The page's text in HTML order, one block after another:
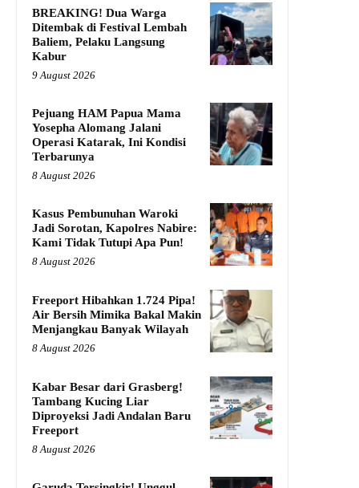
BREAKING! Dua Warga
Ditembak di Festival Lembah
Baliem, Pelaku Langsung
Kabur
9 August 2026
Pejuang HAM Papua Mama
Yosepha Alomang Jalani
Operasi Katarak, Ini Kondisi
Terbarunya
8 August 2026
Kasus Pembunuhan Waroki
Jadi Sorotan, Kapolres Nabire:
Kami Tidak Tutupi Apa Pun!
8 August 2026
Freeport Hibahkan 1.724 Pipa!
Air Bersih Mimika Bakal Makin
Menjangkau Banyak Wilayah
8 August 2026
Kabar Besar dari Grasberg!
Tambang Kucing Liar
Diproyeksi Jadi Andalan Baru
Freeport
8 August 2026